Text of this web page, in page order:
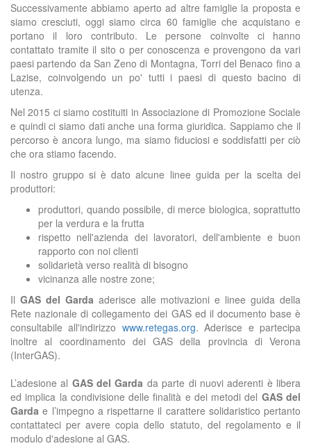
Successivamente abbiamo aperto ad altre famiglie la proposta e
siamo cresciuti, oggi siamo circa 60 famiglie che acquistano e
portano il loro contributo. Le persone coinvolte ci hanno
contattato tramite il sito o per conoscenza e provengono da vari
paesi partendo da San Zeno di Montagna, Torri del Benaco fino a
Lazise, coinvolgendo un po' tutti i paesi di questo bacino di
utenza.
Nel 2015 ci siamo costituiti in Associazione di Promozione Sociale
e quindi ci siamo dati anche una forma giuridica. Sappiamo che il
percorso è ancora lungo, ma siamo fiduciosi e soddisfatti per ciò
che ora stiamo facendo.
Il nostro gruppo si è dato alcune linee guida per la scelta dei
produttori:
produttori, quando possibile, di merce biologica, soprattutto
per la verdura e la frutta
rispetto nell'azienda dei lavoratori, dell'ambiente e buon
rapporto con noi clienti
solidarietà verso realità di bisogno
vicinanza alle nostre zone;
Il GAS del Garda aderisce alle motivazioni e linee guida della
Rete nazionale di collegamento dei GAS ed il documento base è
consultabile all'indirizzo www.retegas.org. Aderisce e partecipa
inoltre al coordinamento dei GAS della provincia di Verona
(InterGAS).
L’adesione al GAS del Garda da parte di nuovi aderenti è libera
ed implica la condivisione delle finalità e dei metodi del GAS del
Garda e l’impegno a rispettarne il carattere solidaristico pertanto
contattateci per avere copia dello statuto, del regolamento e il
modulo d'adesione al GAS.